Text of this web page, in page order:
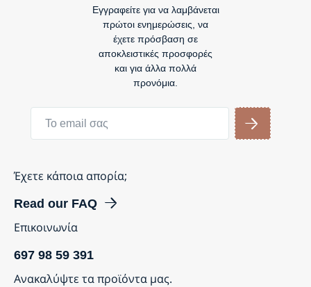
Εγγραφείτε για να λαμβάνεται
πρώτοι ενημερώσεις, να
έχετε πρόσβαση σε
αποκλειστικές προσφορές
και για άλλα πολλά
προνόμια.
Έχετε κάποια απορία;
Read our FAQ
Επικοινωνία
697 98 59 391
Ανακαλύψτε τα προϊόντα μας.